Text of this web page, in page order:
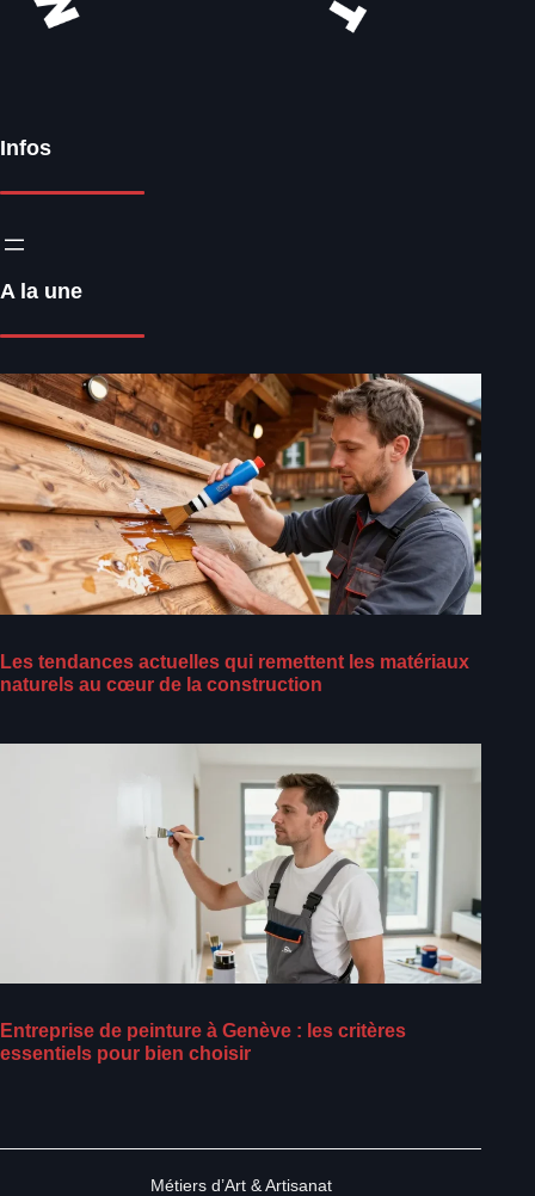
Infos
A la une
Les tendances actuelles qui remettent les matériaux
naturels au cœur de la construction
Entreprise de peinture à Genève : les critères
essentiels pour bien choisir
Métiers d’Art & Artisanat